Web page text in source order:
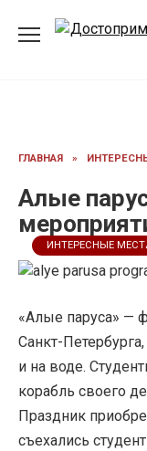
ГЛАВНАЯ »
Алые
ИНТЕРЕСНЫЕ
«Алые паруса» —
Санкт-
и на воде.
корабль своего
Праздник
съехались